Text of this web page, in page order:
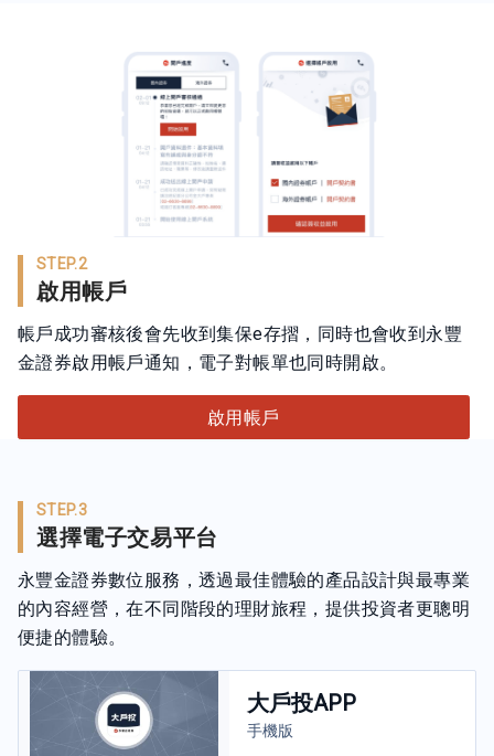
STEP.2
啟用帳戶
帳戶成功審核後會先收到集保e存摺，同時也會收到永豐
金證券啟用帳戶通知，電子對帳單也同時開啟。
啟用帳戶
STEP.3
選擇電子交易平台
永豐金證券數位服務，透過最佳體驗的產品設計與最專業
的內容經營，在不同階段的理財旅程，提供投資者更聰明
便捷的體驗。
大戶投APP
手機版